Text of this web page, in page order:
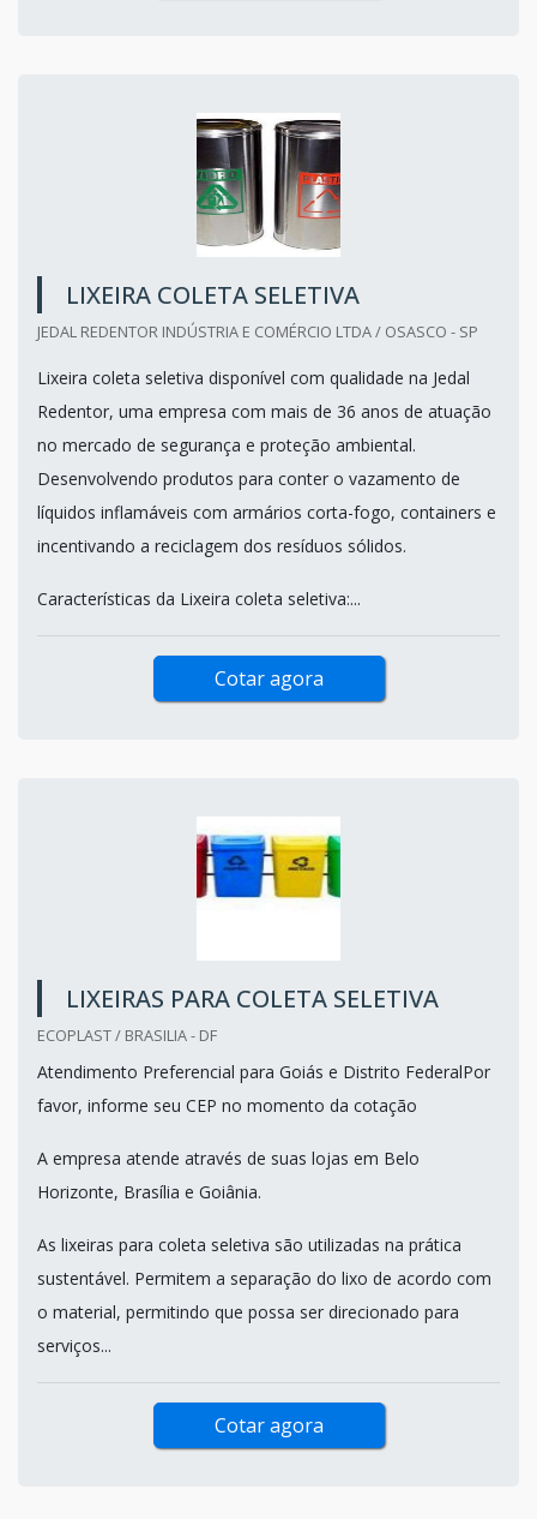
LIXEIRA COLETA SELETIVA
JEDAL REDENTOR INDÚSTRIA E COMÉRCIO LTDA / OSASCO - SP
Lixeira coleta seletiva disponível com qualidade na Jedal
Redentor, uma empresa com mais de 36 anos de atuação
no mercado de segurança e proteção ambiental.
Desenvolvendo produtos para conter o vazamento de
líquidos inflamáveis com armários corta-fogo, containers e
incentivando a reciclagem dos resíduos sólidos.
Características da Lixeira coleta seletiva:...
Cotar agora
LIXEIRAS PARA COLETA SELETIVA
ECOPLAST / BRASILIA - DF
Atendimento Preferencial para Goiás e Distrito FederalPor
favor, informe seu CEP no momento da cotação
A empresa atende através de suas lojas em Belo
Horizonte, Brasília e Goiânia.
As lixeiras para coleta seletiva são utilizadas na prática
sustentável. Permitem a separação do lixo de acordo com
o material, permitindo que possa ser direcionado para
serviços...
Cotar agora